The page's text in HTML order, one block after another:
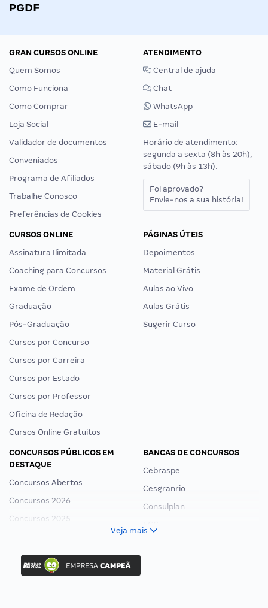
PGDF
GRAN CURSOS ONLINE
Quem Somos
Como Funciona
Como Comprar
Loja Social
Validador de documentos
Conveniados
Programa de Afiliados
Trabalhe Conosco
Preferências de Cookies
ATENDIMENTO
Central de ajuda
Chat
WhatsApp
E-mail
Horário de atendimento:
segunda a sexta (8h às 20h),
sábado (9h às 13h).
Foi aprovado?
Envie-nos a sua história!
CURSOS ONLINE
Assinatura Ilimitada
Coaching para Concursos
Exame de Ordem
Graduação
Pós-Graduação
Cursos por Concurso
Cursos por Carreira
Cursos por Estado
Cursos por Professor
Oficina de Redação
Cursos Online Gratuitos
PÁGINAS ÚTEIS
Depoimentos
Material Grátis
Aulas ao Vivo
Aulas Grátis
Sugerir Curso
CONCURSOS PÚBLICOS EM
DESTAQUE
Concursos Abertos
Concursos 2026
Concursos 2025
Concurso Ibama
Concurso MPU
Editais publicados
BANCAS DE CONCURSOS
Cebraspe
Cesgranrio
Consulplan
Veja mais